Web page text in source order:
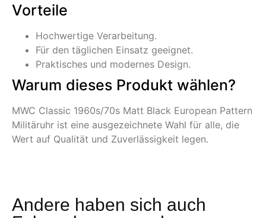
Vorteile
Hochwertige Verarbeitung.
Für den täglichen Einsatz geeignet.
Praktisches und modernes Design.
Warum dieses Produkt wählen?
MWC Classic 1960s/70s Matt Black European Pattern
Militäruhr ist eine ausgezeichnete Wahl für alle, die
Wert auf Qualität und Zuverlässigkeit legen.
Andere haben sich auch